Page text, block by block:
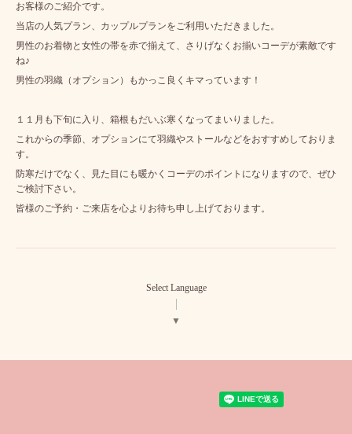
お客様のご紹介です。
当店の人気プラン、カップルプランをご利用いただきました。
男性のお着物と女性の帯を赤で揃えて、さりげなくお揃いコーデが素敵です
ね♪
男性の羽織（オプション）もかっこ良くキマっています！
１１月も下旬に入り、箱根もだいぶ寒くなってまいりました。
これからの季節、オプションにて羽織やストールなどをおすすめしておりま
す。
防寒だけでなく、見た目にも暖かくコーデのポイントになりますので、ぜひ
ご検討下さい。
皆様のご予約・ご来店を心よりお待ち申し上げております。
Select Language
▼